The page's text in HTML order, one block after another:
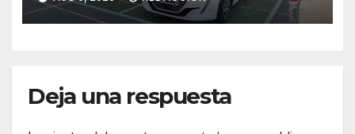
Hospital de Inca
Deja una respuesta